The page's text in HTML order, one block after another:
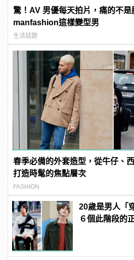
驚！AV 男優每天拍片，痛的不是
manfashion這樣變型男
生活話題
春季必備的外套造型，從牛仔、
打造時髦的焦點層次
FASHION
20歲是男人「
６個此階段的